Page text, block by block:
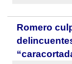
Romero